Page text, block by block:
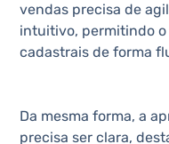
vendas precisa de
intuitivo, permitindo
cadastrais de forma
Da mesma forma, a
precisa ser clara,